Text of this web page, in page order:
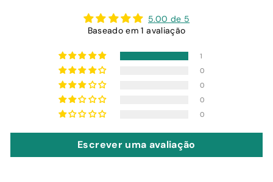
5.00 de 5
Baseado em 1 avaliação
1
0
0
0
0
Escrever uma avaliação